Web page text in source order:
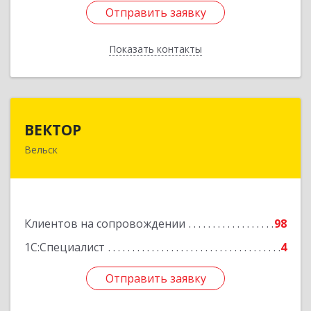
Отправить заявку
Показать контакты
Отправить заявку
Назад
ВЕКТОР
Вельск
Клиентов на сопровождении
98
1С:Специалист
4
Отправить заявку
Отправить заявку